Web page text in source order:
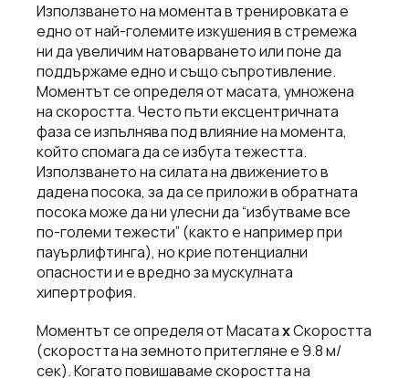
Използването на момента в тренировката е
едно от най-големите изкушения в стремежа
ни да увеличим натоварването или поне да
поддържаме едно и също съпротивление.
Моментът се определя от масата, умножена
на скоростта. Често пъти ексцентричната
фаза се изпълнява под влияние на момента,
който спомага да се избута тежестта.
Използването на силата на движението в
дадена посока, за да се приложи в обратната
посока може да ни улесни да “избутваме все
по-големи тежести” (както е например при
пауърлифтинга), но крие потенциални
опасности и е вредно за мускулната
хипертрофия.
Моментът се определя от МасатахСкоростта
(скоростта на земното притегляне е 9.8 м/
сек). Когато повишаваме скоростта на